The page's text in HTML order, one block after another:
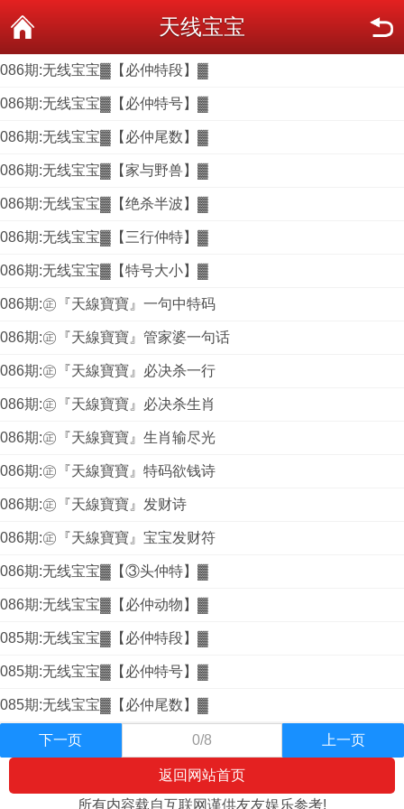
天线宝宝
086期:无线宝宝▓【必仲特段】▓
086期:无线宝宝▓【必仲特号】▓
086期:无线宝宝▓【必仲尾数】▓
086期:无线宝宝▓【家与野兽】▓
086期:无线宝宝▓【绝杀半波】▓
086期:无线宝宝▓【三行仲特】▓
086期:无线宝宝▓【特号大小】▓
086期:㊣『天線寶寶』一句中特码
086期:㊣『天線寶寶』管家婆一句话
086期:㊣『天線寶寶』必决杀一行
086期:㊣『天線寶寶』必决杀生肖
086期:㊣『天線寶寶』生肖输尽光
086期:㊣『天線寶寶』特码欲钱诗
086期:㊣『天線寶寶』发财诗
086期:㊣『天線寶寶』宝宝发财符
086期:无线宝宝▓【③头仲特】▓
086期:无线宝宝▓【必仲动物】▓
085期:无线宝宝▓【必仲特段】▓
085期:无线宝宝▓【必仲特号】▓
085期:无线宝宝▓【必仲尾数】▓
下一页 0/8 上一页
返回网站首页
所有内容载自互联网谨供友友娱乐参考!